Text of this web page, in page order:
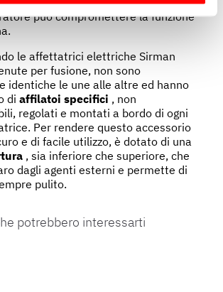
il tuo dispositivo, scansionandolo
ricerca di caratteristiche specifiche
vengono elaborati i tuoi dati personali
preferenze nellasezione dettagli
il tuo consenso in qualsiasi momento
sui cookie.
per garantire che l’utente possa
richiesto, per personalizzare
per fornire funzionalità dei social
nostri partner che si occupano di analisi
dal suo utilizzo dei loro servizi.
può compromettere la funzione
le affettatrici elettriche Sirman
per fusione, non sono
identiche le une alle altre ed hanno
di affilatoi specifici , non
regolati e montati a bordo di ogni
Per rendere questo accessorio
e di facile utilizzo, è dotato di una
, sia inferiore che superiore, che
dagli agenti esterni e permette di
pulito.
potrebbero interessarti